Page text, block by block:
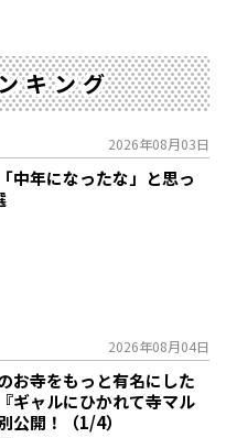
キング
2026年08月03日
中年になったな」と思っ
2026年08月04日
お寺をもっと有名にした
ギャルにひかれて寺マル
公開！（1/4）